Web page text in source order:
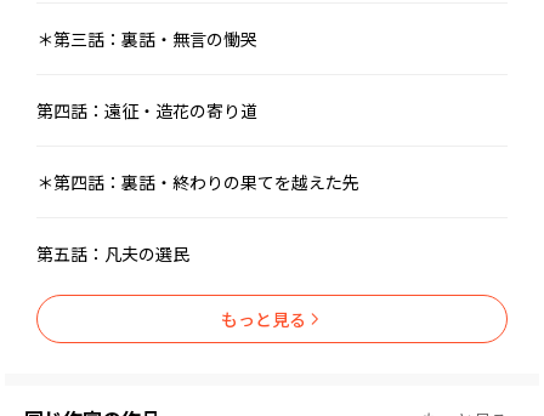
＊第三話：裏話・無言の慟哭
第四話：遠征・造花の寄り道
＊第四話：裏話・終わりの果てを越えた先
第五話：凡夫の選民
もっと見る